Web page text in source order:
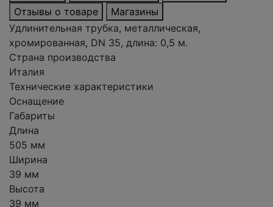
Отзывы о товаре
Магазины
Удлинительная трубка, металлическая,
хромированная, DN 35, длина: 0,5 м.
Страна производства
Италия
Технические характеристики
Оснащение
Габариты
Длина
505 мм
Ширина
39 мм
Высота
39 мм